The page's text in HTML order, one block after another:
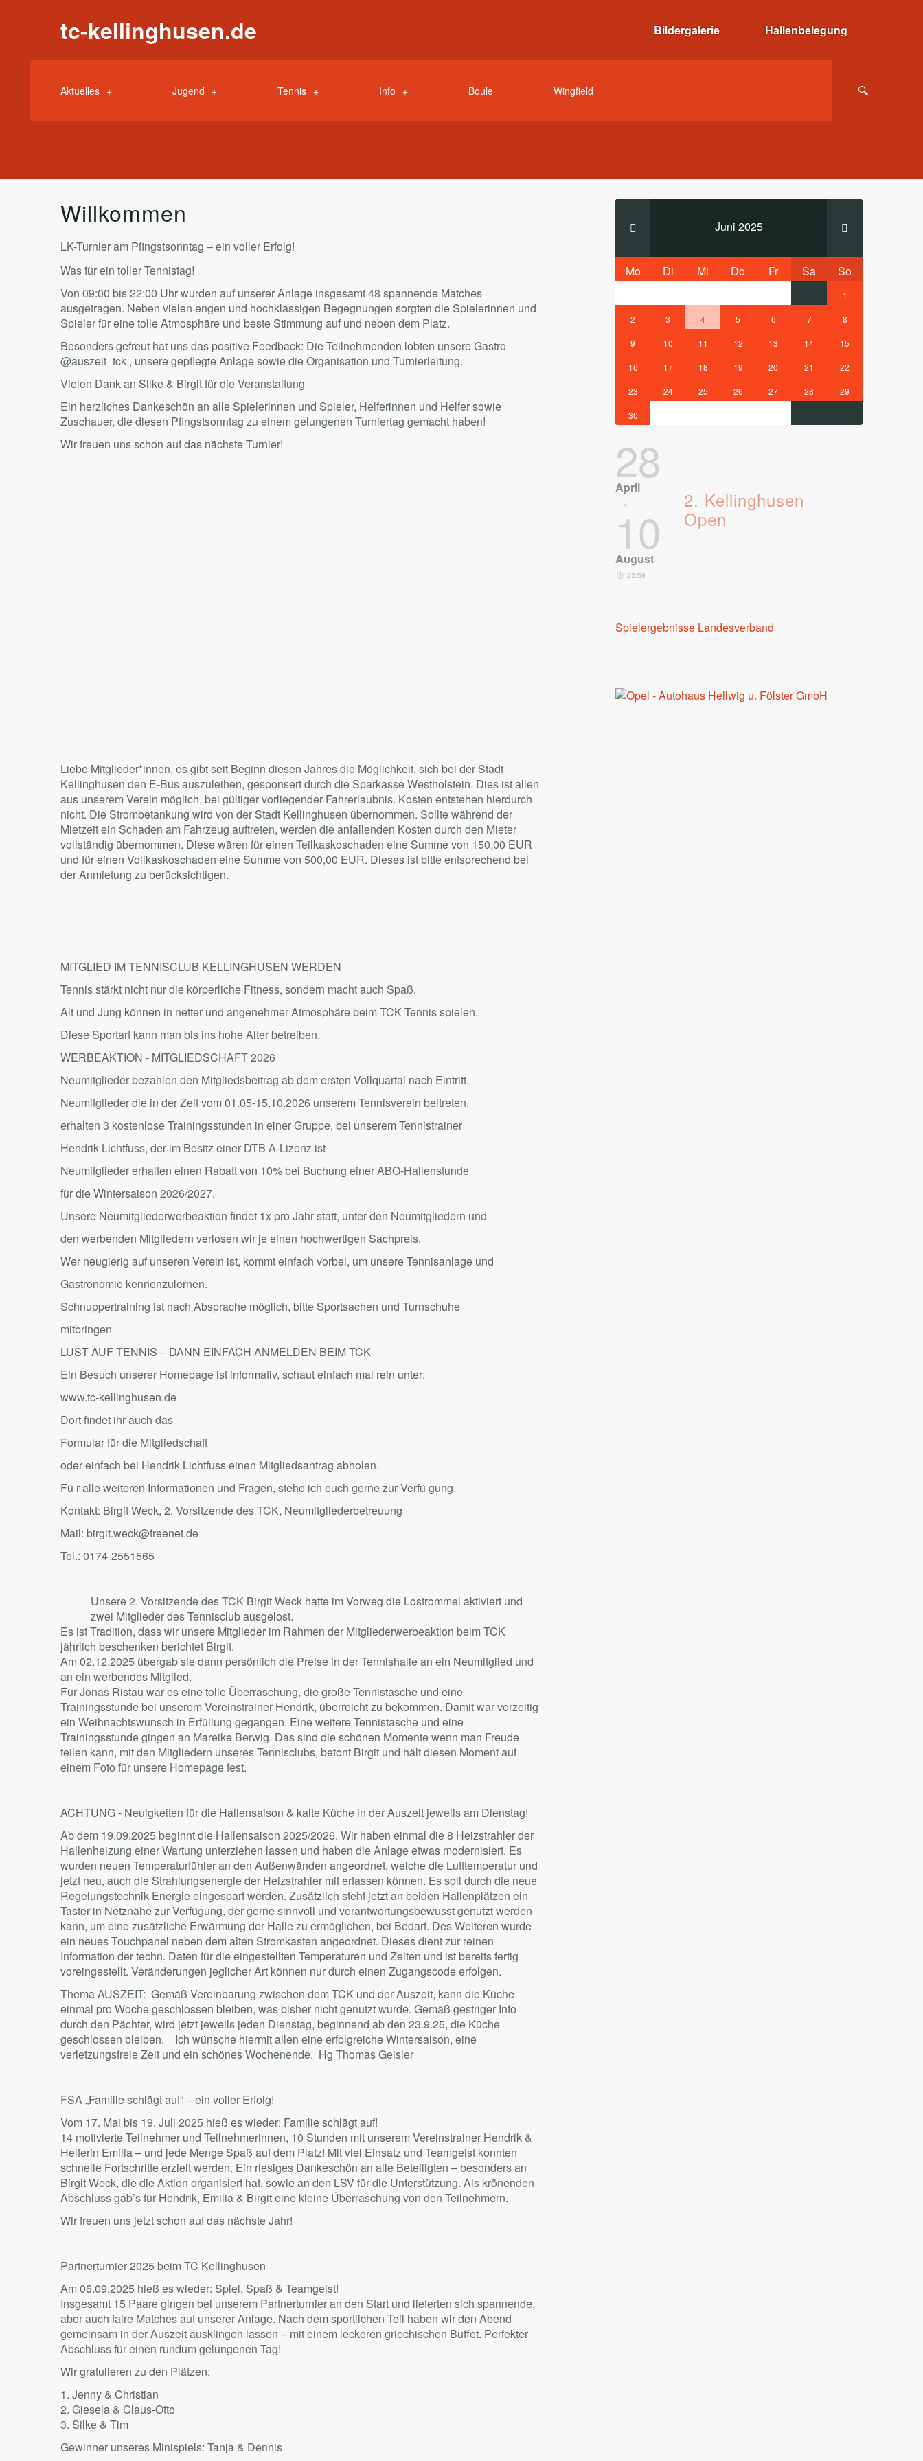
tc-kellinghusen.de Bildergalerie Hallenbelegung
Aktuelles Jugend Tennis Info Boule Wingfield
Willkommen
LK-Turnier am Pfingstsonntag – ein voller Erfolg!
Was für ein toller Tennistag!
Von 09:00 bis 22:00 Uhr wurden auf unserer Anlage insgesamt 48 spannende Matches
ausgetragen. Neben vielen engen und hochklassigen Begegnungen sorgten die Spielerinnen und
Spieler für eine tolle Atmosphäre und beste Stimmung auf und neben dem Platz.
Besonders gefreut hat uns das positive Feedback: Die Teilnehmenden lobten unsere Gastro
@auszeit_tck , unsere gepflegte Anlage sowie die Organisation und Turnierleitung.
Vielen Dank an Silke & Birgit für die Veranstaltung
Ein herzliches Dankeschön an alle Spielerinnen und Spieler, Helferinnen und Helfer sowie
Zuschauer, die diesen Pfingstsonntag zu einem gelungenen Turniertag gemacht haben!
Wir freuen uns schon auf das nächste Turnier!
Liebe Mitglieder*innen, es gibt seit Beginn diesen Jahres die Möglichkeit, sich bei der Stadt
Kellinghusen den E-Bus auszuleihen, gesponsert durch die Sparkasse Westholstein. Dies ist allen
aus unserem Verein möglich, bei gültiger vorliegender Fahrerlaubnis. Kosten entstehen hierdurch
nicht. Die Strombetankung wird von der Stadt Kellinghusen übernommen. Sollte während der
Mietzeit ein Schaden am Fahrzeug auftreten, werden die anfallenden Kosten durch den Mieter
vollständig übernommen. Diese wären für einen Teilkaskoschaden eine Summe von 150,00 EUR
und für einen Vollkaskoschaden eine Summe von 500,00 EUR. Dieses ist bitte entsprechend bei
der Anmietung zu berücksichtigen.
MITGLIED IM TENNISCLUB KELLINGHUSEN WERDEN
Tennis stärkt nicht nur die körperliche Fitness, sondern macht auch Spaß.
Alt und Jung können in netter und angenehmer Atmosphäre beim TCK Tennis spielen.
Diese Sportart kann man bis ins hohe Alter betreiben.
WERBEAKTION - MITGLIEDSCHAFT 2026
Neumitglieder bezahlen den Mitgliedsbeitrag ab dem ersten Vollquartal nach Eintritt.
Neumitglieder die in der Zeit vom 01.05-15.10.2026 unserem Tennisverein beitreten,
erhalten 3 kostenlose Trainingsstunden in einer Gruppe, bei unserem Tennistrainer
Hendrik Lichtfuss, der im Besitz einer DTB A-Lizenz ist
Neumitglieder erhalten einen Rabatt von 10% bei Buchung einer ABO-Hallenstunde
für die Wintersaison 2026/2027.
Unsere Neumitgliederwerbeaktion findet 1x pro Jahr statt, unter den Neumitgliedern und
den werbenden Mitgliedern verlosen wir je einen hochwertigen Sachpreis.
Wer neugierig auf unseren Verein ist, kommt einfach vorbei, um unsere Tennisanlage und
Gastronomie kennenzulernen.
Schnuppertraining ist nach Absprache möglich, bitte Sportsachen und Turnschuhe
mitbringen
LUST AUF TENNIS – DANN EINFACH ANMELDEN BEIM TCK
Ein Besuch unserer Homepage ist informativ, schaut einfach mal rein unter:
www.tc-kellinghusen.de
Dort findet ihr auch das
Formular für die Mitgliedschaft
oder einfach bei Hendrik Lichtfuss einen Mitgliedsantrag abholen.
Fü r alle weiteren Informationen und Fragen, stehe ich euch gerne zur Verfü gung.
Kontakt: Birgit Weck, 2. Vorsitzende des TCK, Neumitgliederbetreuung
Mail: birgit.weck@freenet.de
Tel.: 0174-2551565
Unsere 2. Vorsitzende des TCK Birgit Weck hatte im Vorweg die Lostrommel aktiviert und
zwei Mitglieder des Tennisclub ausgelost.
Es ist Tradition, dass wir unsere Mitglieder im Rahmen der Mitgliederwerbeaktion beim TCK
jährlich beschenken berichtet Birgit.
Am 02.12.2025 übergab sie dann persönlich die Preise in der Tennishalle an ein Neumitglied und
an ein werbendes Mitglied.
Für Jonas Ristau war es eine tolle Überraschung, die große Tennistasche und eine
Trainingsstunde bei unserem Vereinstrainer Hendrik, überreicht zu bekommen. Damit war vorzeitig
ein Weihnachtswunsch in Erfüllung gegangen. Eine weitere Tennistasche und eine
Trainingsstunde gingen an Mareike Berwig. Das sind die schönen Momente wenn man Freude
teilen kann, mit den Mitgliedern unseres Tennisclubs, betont Birgit und hält diesen Moment auf
einem Foto für unsere Homepage fest.
ACHTUNG - Neuigkeiten für die Hallensaison & kalte Küche in der Auszeit jeweils am Dienstag!
Ab dem 19.09.2025 beginnt die Hallensaison 2025/2026. Wir haben einmal die 8 Heizstrahler der
Hallenheizung einer Wartung unterziehen lassen und haben die Anlage etwas modernisiert. Es
wurden neuen Temperaturfühler an den Außenwänden angeordnet, welche die Lufttemperatur und
jetzt neu, auch die Strahlungsenergie der Heizstrahler mit erfassen können. Es soll durch die neue
Regelungstechnik Energie eingespart werden. Zusätzlich steht jetzt an beiden Hallenplätzen ein
Taster in Netznähe zur Verfügung, der gerne sinnvoll und verantwortungsbewusst genutzt werden
kann, um eine zusätzliche Erwärmung der Halle zu ermöglichen, bei Bedarf. Des Weiteren wurde
ein neues Touchpanel neben dem alten Stromkasten angeordnet. Dieses dient zur reinen
Information der techn. Daten für die eingestellten Temperaturen und Zeiten und ist bereits fertig
voreingestellt. Veränderungen jeglicher Art können nur durch einen Zugangscode erfolgen.
Thema AUSZEIT: Gemäß Vereinbarung zwischen dem TCK und der Auszeit, kann die Küche
einmal pro Woche geschlossen bleiben, was bisher nicht genutzt wurde. Gemäß gestriger Info
durch den Pächter, wird jetzt jeweils jeden Dienstag, beginnend ab den 23.9.25, die Küche
geschlossen bleiben. Ich wünsche hiermit allen eine erfolgreiche Wintersaison, eine
verletzungsfreie Zeit und ein schönes Wochenende. Hg Thomas Geisler
FSA „Familie schlägt auf“ – ein voller Erfolg!
Vom 17. Mai bis 19. Juli 2025 hieß es wieder: Familie schlägt auf!
14 motivierte Teilnehmer und Teilnehmerinnen, 10 Stunden mit unserem Vereinstrainer Hendrik &
Helferin Emilia – und jede Menge Spaß auf dem Platz! Mit viel Einsatz und Teamgeist konnten
schnelle Fortschritte erzielt werden. Ein riesiges Dankeschön an alle Beteiligten – besonders an
Birgit Weck, die die Aktion organisiert hat, sowie an den LSV für die Unterstützung. Als krönenden
Abschluss gab’s für Hendrik, Emilia & Birgit eine kleine Überraschung von den Teilnehmern.
Wir freuen uns jetzt schon auf das nächste Jahr!
Partnerturnier 2025 beim TC Kellinghusen
Am 06.09.2025 hieß es wieder: Spiel, Spaß & Teamgeist!
Insgesamt 15 Paare gingen bei unserem Partnerturnier an den Start und lieferten sich spannende,
aber auch faire Matches auf unserer Anlage. Nach dem sportlichen Teil haben wir den Abend
gemeinsam in der Auszeit ausklingen lassen – mit einem leckeren griechischen Buffet. Perfekter
Abschluss für einen rundum gelungenen Tag!
Wir gratulieren zu den Plätzen:
1. Jenny & Christian
2. Giesela & Claus-Otto
3. Silke & Tim
Gewinner unseres Minispiels: Tanja & Dennis
Juni 2025
Mo Di Mi Do Fr Sa So
1
2 3 4 5 6 7 8
9 10 11 12 13 14 15
16 17 18 19 20 21 22
23 24 25 26 27 28 29
30
28
April
10
August
23:59
2. Kellinghusen
Open
Spielergebnisse Landesverband